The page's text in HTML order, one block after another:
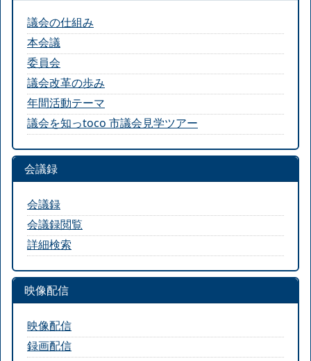
議会の仕組み
本会議
委員会
議会改革の歩み
年間活動テーマ
議会を知っtoco 市議会見学ツアー
会議録
会議録
会議録閲覧
詳細検索
映像配信
映像配信
録画配信